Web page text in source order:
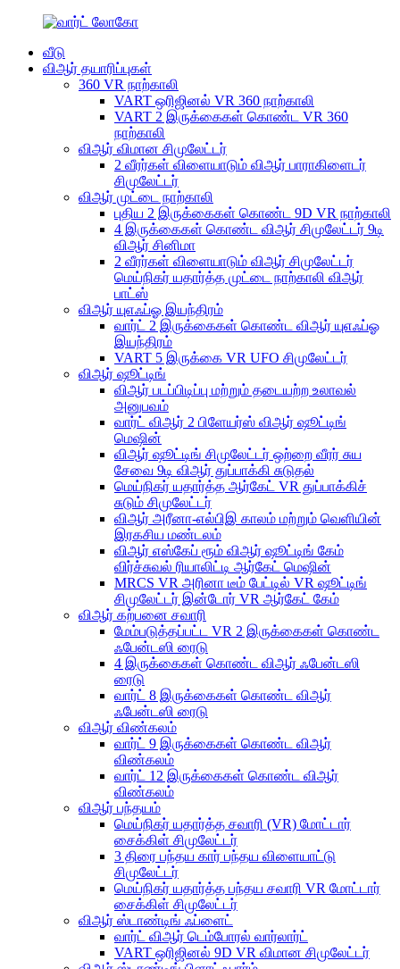
வீடு
விஆர் தயாரிப்புகள்
360 VR நாற்காலி
VART ஒரிஜினல் VR 360 நாற்காலி
VART 2 இருக்கைகள் கொண்ட VR 360
நாற்காலி
விஆர் விமான சிமுலேட்டர்
2 வீரர்கள் விளையாடும் விஆர் பாராகிளைடர்
சிமுலேட்டர்
விஆர் முட்டை நாற்காலி
புதிய 2 இருக்கைகள் கொண்ட 9D VR நாற்காலி
4 இருக்கைகள் கொண்ட விஆர் சிமுலேட்டர் 9டி
விஆர் சினிமா
2 வீரர்கள் விளையாடும் விஆர் சிமுலேட்டர்
மெய்நிகர் யதார்த்த முட்டை நாற்காலி விஆர்
பாட்ஸ்
விஆர் யுஎஃப்ஓ இயந்திரம்
வார்ட் 2 இருக்கைகள் கொண்ட விஆர் யுஎஃப்ஓ
இயந்திரம்
VART 5 இருக்கை VR UFO சிமுலேட்டர்
விஆர் ஷூட்டிங்
விஆர் படப்பிடிப்பு மற்றும் தடையற்ற உலாவல்
அனுபவம்
வார்ட் விஆர் 2 பிளேயர்ஸ் விஆர் ஷூட்டிங்
மெஷின்
விஆர் ஷூட்டிங் சிமுலேட்டர் ஒற்றை வீரர் சுய
சேவை 9டி விஆர் துப்பாக்கி சுடுதல்
மெய்நிகர் யதார்த்த ஆர்கேட் VR துப்பாக்கிச்
சுடும் சிமுலேட்டர்
விஆர் அரீனா-எல்பிஇ காலம் மற்றும் வெளியின்
இரகசிய மண்டலம்
விஆர் எஸ்கேப் ரூம் விஆர் ஷூட்டிங் கேம்
விர்ச்சுவல் ரியாலிட்டி ஆர்கேட் மெஷின்
MRCS VR அரினா டீம் பேட்டில் VR ஷூட்டிங்
சிமுலேட்டர் இன்டோர் VR ஆர்கேட் கேம்
விஆர் கற்பனை சவாரி
மேம்படுத்தப்பட்ட VR 2 இருக்கைகள் கொண்ட
ஃபேன்டஸி ரைடு
4 இருக்கைகள் கொண்ட விஆர் ஃபேன்டஸி
ரைடு
வார்ட் 8 இருக்கைகள் கொண்ட விஆர்
ஃபேன்டஸி ரைடு
விஆர் விண்கலம்
வார்ட் 9 இருக்கைகள் கொண்ட விஆர்
விண்கலம்
வார்ட் 12 இருக்கைகள் கொண்ட விஆர்
விண்கலம்
விஆர் பந்தயம்
மெய்நிகர் யதார்த்த சவாரி (VR) மோட்டார்
சைக்கிள் சிமுலேட்டர்
3 திரை பந்தய கார் பந்தய விளையாட்டு
சிமுலேட்டர்
மெய்நிகர் யதார்த்த பந்தய சவாரி VR மோட்டார்
சைக்கிள் சிமுலேட்டர்
விஆர் ஸ்டாண்டிங் ஃப்ளைட்
வார்ட் விஆர் டெம்போரல் வார்லார்ட்
VART ஒரிஜினல் 9D VR விமான சிமுலேட்டர்